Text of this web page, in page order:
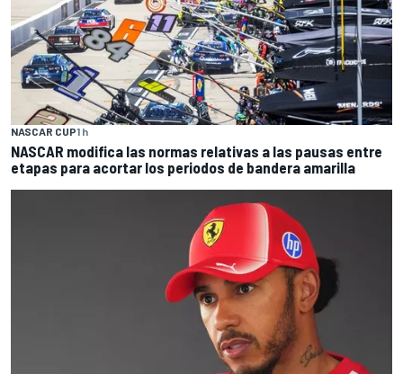
NASCAR CUP1 h
NASCAR modifica las normas relativas a las pausas entre
etapas para acortar los periodos de bandera amarilla